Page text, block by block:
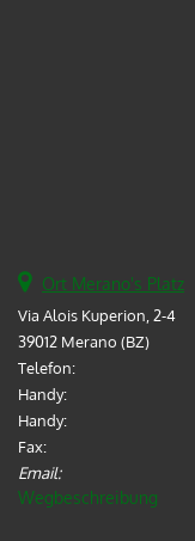
Ort Merano's Platz
Via Alois Kuperion, 2-4
39012 Merano (BZ)
Telefon:
Handy:
Handy:
Fax:
Email:
Wegbeschreibung